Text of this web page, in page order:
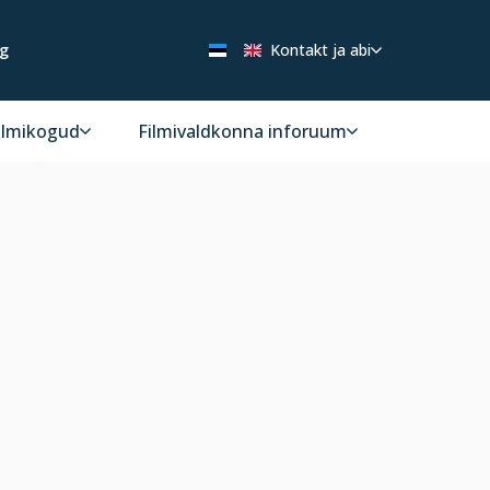
Kontakt ja abi
Filmivaldkonna inforuum